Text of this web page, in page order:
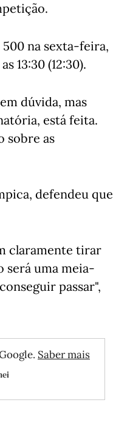
na sexta-feira,
13:30 (12:30).
dúvida, mas
está feita.
sobre as
defendeu que
claramente tirar
será uma meia-
passar",
Saber mais